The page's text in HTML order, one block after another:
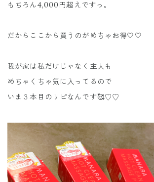
もちろん4,000円超えですっ。
だからここから買うのがめちゃお得🤍🤍
我が家は私だけじゃなく主人も
めちゃくちゃ気に入ってるので
いま３本目のリピなんです🥰♡♡